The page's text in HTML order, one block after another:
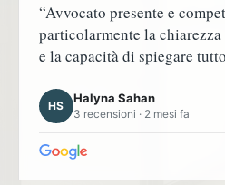
“Avvocato presente e
particolarmente la
e la capacità di spiegare
HS
Halyna Sahan
3 recensioni · 2 mesi fa